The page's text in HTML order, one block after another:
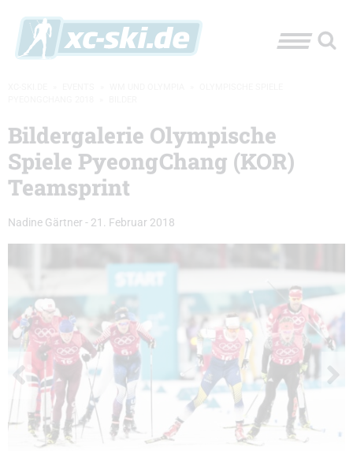
Bildergalerie Olympische
Spiele PyeongChang (KOR)
Teamsprint
Nadine Gärtner - 21. Februar 2018